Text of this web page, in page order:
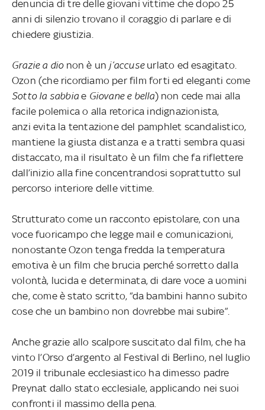
denuncia di tre delle giovani vittime che dopo 25
anni di silenzio trovano il coraggio di parlare e di
chiedere giustizia.
Grazie a dionon è un j’accuse urlato ed esagitato.
Ozon (che ricordiamo per film forti ed eleganti come
Sotto la sabbiae Giovane e bella) non cede mai alla
facile polemica o alla retorica indignazionista,
anzi evita la tentazione del pamphlet scandalistico,
mantiene la giusta distanza e a tratti sembra quasi
distaccato, ma il risultato è un film che fa riflettere
dall’inizio alla fine concentrandosi soprattutto sul
percorso interiore delle vittime.
Strutturato come un racconto epistolare, con una
voce fuoricampo che legge mail e comunicazioni,
nonostante Ozon tenga fredda la temperatura
emotiva è un film che brucia perché sorretto dalla
volontà, lucida e determinata, di dare voce a uomini
che, come è stato scritto, “da bambini hanno subito
cose che un bambino non dovrebbe mai subire”.
Anche grazie allo scalpore suscitato dal film, che ha
vinto l’Orso d’argento al Festival di Berlino, nel luglio
2019 il tribunale ecclesiastico ha dimesso padre
Preynat dallo stato ecclesiale, applicando nei suoi
confronti il massimo della pena.